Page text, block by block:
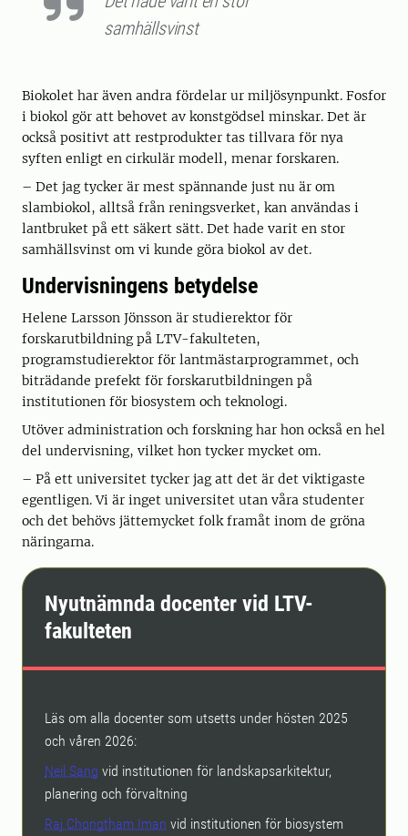
samhällsvinst
Biokolet har även andra fördelar ur miljösynpunkt. Fosfor
i biokol gör att behovet av konstgödsel minskar. Det är
också positivt att restprodukter tas tillvara för nya
syften enligt en cirkulär modell, menar forskaren.
– Det jag tycker är mest spännande just nu är om
slambiokol, alltså från reningsverket, kan användas i
lantbruket på ett säkert sätt. Det hade varit en stor
samhällsvinst om vi kunde göra biokol av det.
Undervisningens betydelse
Helene Larsson Jönsson är studierektor för
forskarutbildning på LTV-fakulteten,
programstudierektor för lantmästarprogrammet, och
biträdande prefekt för forskarutbildningen på
institutionen för biosystem och teknologi.
Utöver administration och forskning har hon också en hel
del undervisning, vilket hon tycker mycket om.
– På ett universitet tycker jag att det är det viktigaste
egentligen. Vi är inget universitet utan våra studenter
och det behövs jättemycket folk framåt inom de gröna
näringarna.
Nyutnämnda docenter vid LTV-
fakulteten
Läs om alla docenter som utsetts under hösten 2025
och våren 2026:
Neil Sang vid institutionen för landskapsarkitektur,
planering och förvaltning
Raj Chongtham Iman vid institutionen för biosystem